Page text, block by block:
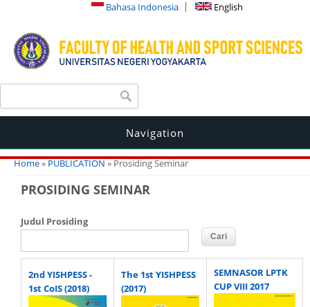
Bahasa Indonesia English
Search form
Navigation
You are here
Home»PUBLICATION» Prosiding Seminar
PROSIDING SEMINAR
Judul Prosiding
2nd YISHPESS -
1st CoIS (2018)
The 1st YISHPESS
(2017)
SEMNASOR LPTK
CUP VIII 2017